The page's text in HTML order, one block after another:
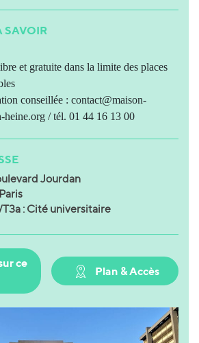
SAVOIR
et gratuite dans la limite des places
conseillée : contact@maison-
heine.org / tél. 01 44 16 13 00
Jourdan
T3a : Cité universitaire
ce
Plan & Accès